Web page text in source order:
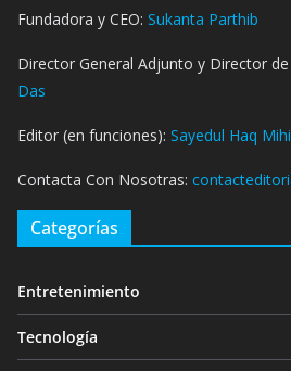
Fundadora y CEO: Sukanta Parthib
Director General Adjunto y Director de
Das
Editor (en funciones): Sayedul Haq
Contacta Con Nosotras:
Categorías
Entretenimiento
Tecnología